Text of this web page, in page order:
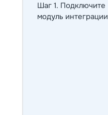
Шаг 1. Подключите
модуль интеграции